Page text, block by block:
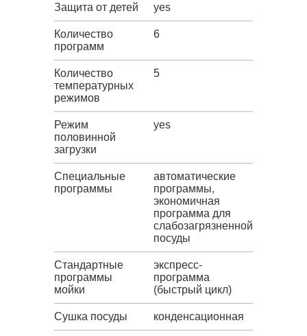
Защита от детей yes
Количество
программ
6
Количество
температурных
режимов
5
Режим
половинной
загрузки
yes
Специальные
программы
автоматические
программы,
экономичная
программа для
слабозагрязненной
посуды
Стандартные
программы
мойки
экспресс-
программа
(быстрый цикл)
Сушка посуды конденсационная